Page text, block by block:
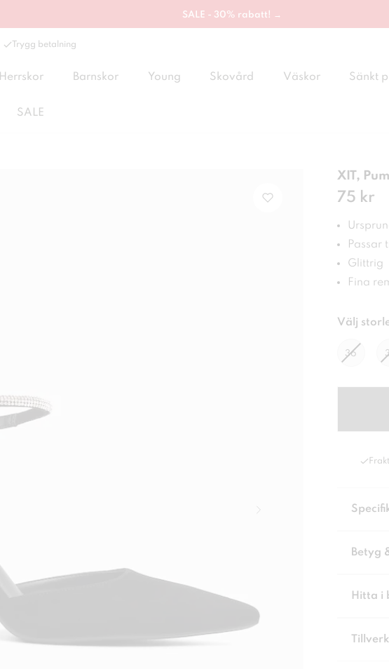
SALE - 30% rabatt! →
Trygg betalning
Herrskor Barnskor Young Skovård Väskor Sänkt
SALE
XIT,
Pris :75 kr
75 kr
Passar
Glittrig
Fina
Välj
36
Betyg
Hitta i